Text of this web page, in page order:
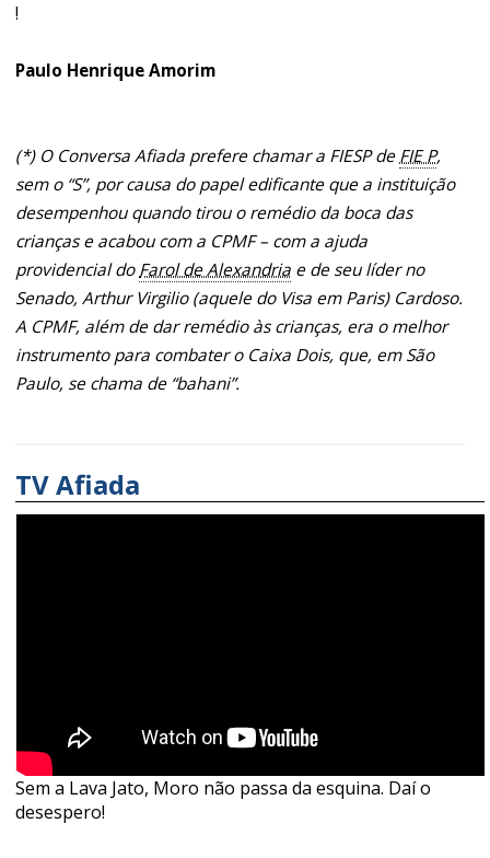
!
Paulo Henrique Amorim
(*) O Conversa Afiada prefere chamar a FIESP deFIE P,
sem o “S”, por causa do papel edificante que a instituição
desempenhou quando tirou o remédio da boca das
crianças e acabou com a CPMF – com a ajuda
providencial doFarol de Alexandria e de seu líder no
Senado, Arthur Virgilio (aquele do Visa em Paris) Cardoso.
A CPMF, além de dar remédio às crianças, era o melhor
instrumento para combater o Caixa Dois, que, em São
Paulo, se chama de “bahani”.
TV Afiada
Sem a Lava Jato, Moro não passa da esquina. Daí o
desespero!